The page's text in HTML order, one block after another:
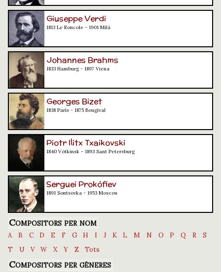
Giuseppe Verdi
1813 Le Roncole - 1901 Milà
Johannes Brahms
1833 Hamburg - 1897 Viena
Georges Bizet
1838 París - 1875 Bougival
Piotr Ilitx Txaikovski
1840 Vótkinsk - 1893 Sant Petersburg
Serguei Prokófiev
1891 Sontsovka - 1953 Moscou
Compositors per nom
A B C D E F G H I J K L M N O P Q R
S
T
U V W X Y Z Tots
Compositors per gèneres